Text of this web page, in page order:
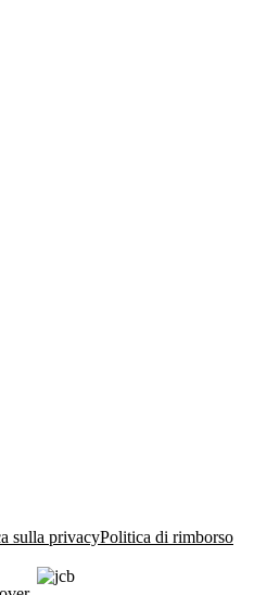
sulla privacyPolitica di rimborso